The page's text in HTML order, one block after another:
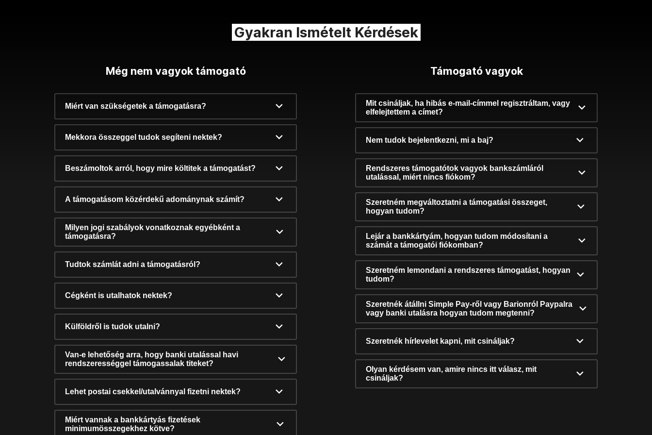
Gyakran Ismételt Kérdések
Még nem vagyok támogató
Miért van szükségetek a támogatásra?
Mekkora összeggel tudok segíteni nektek?
Beszámoltok arról, hogy mire költitek a támogatást?
A támogatásom közérdekű adománynak számít?
Milyen jogi szabályok vonatkoznak egyébként a
támogatásra?
Tudtok számlát adni a támogatásról?
Cégként is utalhatok nektek?
Külföldről is tudok utalni?
Van-e lehetőség arra, hogy banki utalással havi
rendszerességgel támogassalak titeket?
Lehet postai csekkel/utalvánnyal fizetni nektek?
Miért vannak a bankkártyás fizetések
minimumösszegekhez kötve?
Támogató vagyok
Mit csináljak, ha hibás e-mail-címmel regisztráltam, vagy
elfelejtettem a címet?
Nem tudok bejelentkezni, mi a baj?
Rendszeres támogatótok vagyok bankszámláról
utalással, miért nincs fiókom?
Szeretném megváltoztatni a támogatási összeget,
hogyan tudom?
Lejár a bankkártyám, hogyan tudom módosítani a
számát a támogatói fiókomban?
Szeretném lemondani a rendszeres támogatást, hogyan
tudom?
Szeretnék átállni Simple Pay-ről vagy Barionról Paypalra
vagy banki utalásra hogyan tudom megtenni?
Szeretnék hírlevelet kapni, mit csináljak?
Olyan kérdésem van, amire nincs itt válasz, mit
csináljak?